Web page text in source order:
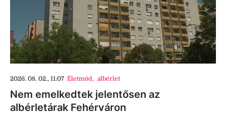
2026. 08. 02., 11:07 Életmód, albérlet
Nem emelkedtek jelentősen az
albérletárak Fehérváron